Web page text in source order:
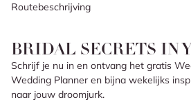
Routebeschrijving
BRIDAL SECRETS IN
Schrijf je nu in en ontvang het gratis
Wedding Planner en bijna wekelijks
naar jouw droomjurk.